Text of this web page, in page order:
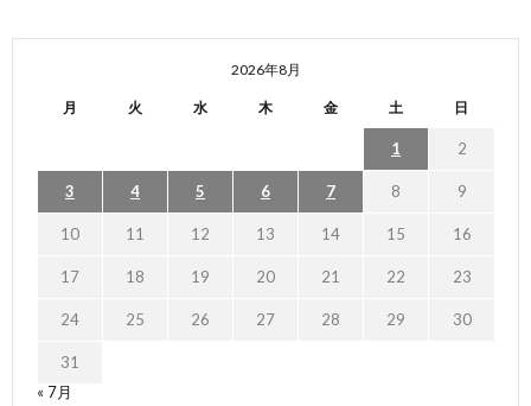
2026年8月
月 火 水 木 金 土 日
1 2
3 4 5 6 7 8 9
10 11 12 13 14 15 16
17 18 19 20 21 22 23
24 25 26 27 28 29 30
31
« 7月